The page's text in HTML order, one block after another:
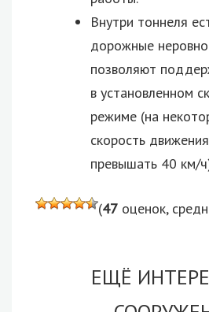
Внутри тоннеля
дорожные
позволяют
в установленном
режиме (на
скорость
превышать 40 км/
(47 оценок,
ЕЩЁ